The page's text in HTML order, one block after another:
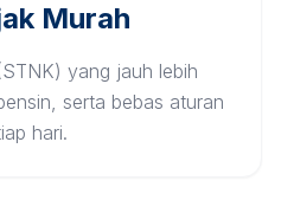
Murah
yang jauh lebih
serta bebas aturan
hari.